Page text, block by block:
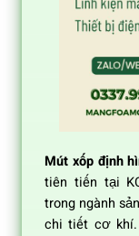
Mút xốp định
tiên tiến tại
trong ngành
chi tiết cơ